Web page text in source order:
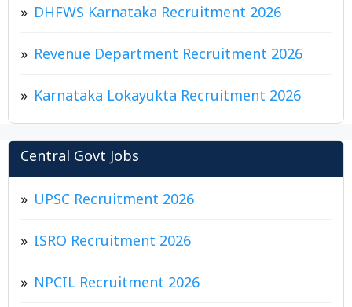
DHFWS Karnataka Recruitment 2026
Revenue Department Recruitment 2026
Karnataka Lokayukta Recruitment 2026
Central Govt Jobs
UPSC Recruitment 2026
ISRO Recruitment 2026
NPCIL Recruitment 2026